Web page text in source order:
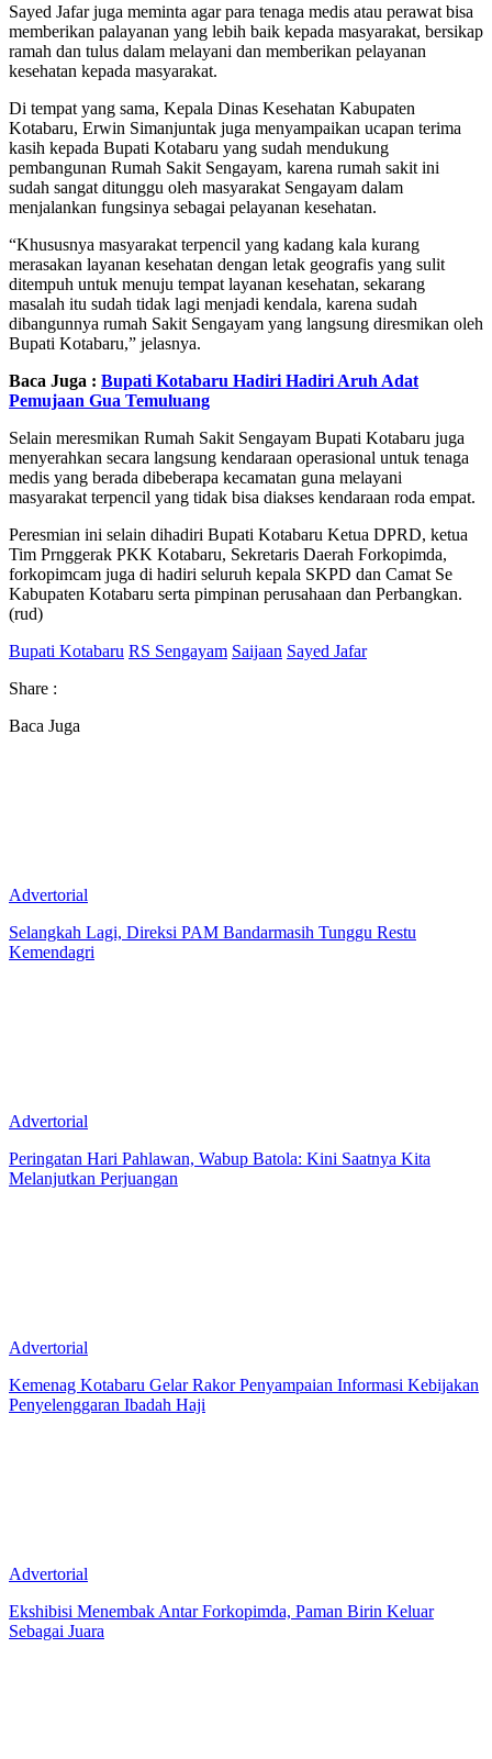
Sayed Jafar juga meminta agar para tenaga medis atau perawat bisa
memberikan palayanan yang lebih baik kepada masyarakat, bersikap
ramah dan tulus dalam melayani dan memberikan pelayanan
kesehatan kepada masyarakat.
Di tempat yang sama, Kepala Dinas Kesehatan Kabupaten
Kotabaru, Erwin Simanjuntak juga menyampaikan ucapan terima
kasih kepada Bupati Kotabaru yang sudah mendukung
pembangunan Rumah Sakit Sengayam, karena rumah sakit ini
sudah sangat ditunggu oleh masyarakat Sengayam dalam
menjalankan fungsinya sebagai pelayanan kesehatan.
“Khususnya masyarakat terpencil yang kadang kala kurang
merasakan layanan kesehatan dengan letak geografis yang sulit
ditempuh untuk menuju tempat layanan kesehatan, sekarang
masalah itu sudah tidak lagi menjadi kendala, karena sudah
dibangunnya rumah Sakit Sengayam yang langsung diresmikan oleh
Bupati Kotabaru,” jelasnya.
Baca Juga : Bupati Kotabaru Hadiri Hadiri Aruh Adat
Pemujaan Gua Temuluang
Selain meresmikan Rumah Sakit Sengayam Bupati Kotabaru juga
menyerahkan secara langsung kendaraan operasional untuk tenaga
medis yang berada dibeberapa kecamatan guna melayani
masyarakat terpencil yang tidak bisa diakses kendaraan roda empat.
Peresmian ini selain dihadiri Bupati Kotabaru Ketua DPRD, ketua
Tim Prnggerak PKK Kotabaru, Sekretaris Daerah Forkopimda,
forkopimcam juga di hadiri seluruh kepala SKPD dan Camat Se
Kabupaten Kotabaru serta pimpinan perusahaan dan Perbangkan.
(rud)
Bupati Kotabaru RS Sengayam Saijaan Sayed Jafar
Share :
Baca Juga
Advertorial
Selangkah Lagi, Direksi PAM Bandarmasih Tunggu Restu
Kemendagri
Advertorial
Peringatan Hari Pahlawan, Wabup Batola: Kini Saatnya Kita
Melanjutkan Perjuangan
Advertorial
Kemenag Kotabaru Gelar Rakor Penyampaian Informasi Kebijakan
Penyelenggaran Ibadah Haji
Advertorial
Ekshibisi Menembak Antar Forkopimda, Paman Birin Keluar
Sebagai Juara